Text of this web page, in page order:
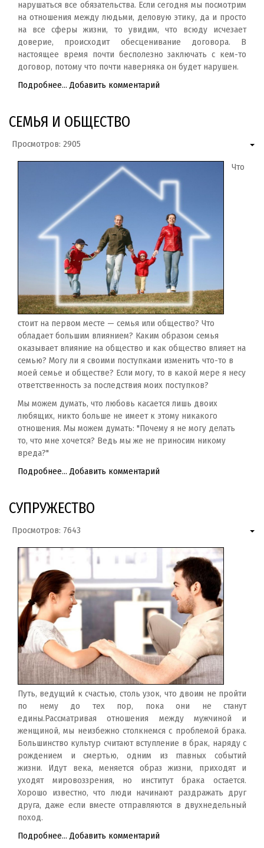
нарушаться все обязательства. Если сегодня мы посмотрим
на отношения между людьми, деловую этику, да и просто
на все сферы жизни, то увидим, что всюду исчезает
доверие, происходит обесценивание договора. В
настоящее время почти бесполезно заключать с кем-то
договор, потому что почти наверняка он будет нарушен.
Подробнее... Добавить комментарий
СЕМЬЯ И ОБЩЕСТВО
Просмотров: 2905
Что
стоит на первом месте — семья или общество? Что
обладает большим влиянием? Каким образом семья
оказывает влияние на общество и как общество влияет на
семью? Могу ли я своими поступками изменить что-то в
моей семье и обществе? Если могу, то в какой мере я несу
ответственность за последствия моих поступков?
Мы можем думать, что любовь касается лишь двоих
любящих, никто больше не имеет к этому никакого
отношения. Мы можем думать: "Почему я не могу делать
то, что мне хочется? Ведь мы же не приносим никому
вреда?"
Подробнее... Добавить комментарий
СУПРУЖЕСТВО
Просмотров: 7643
Путь, ведущий к счастью, столь узок, что двоим не пройти
по нему до тех пор, пока они не станут
едины.Рассматривая отношения между мужчиной и
женщиной, мы неизбежно столкнемся с проблемой брака.
Большинство культур считают вступление в брак, наряду с
рождением и смертью, одним из главных событий
жизни. Идут века, меняется образ жизни, приходят и
уходят мировоззрения, но институт брака остается.
Хорошо известно, что люди начинают раздражать друг
друга, даже если вместе отправляются в двухнедельный
поход.
Подробнее... Добавить комментарий